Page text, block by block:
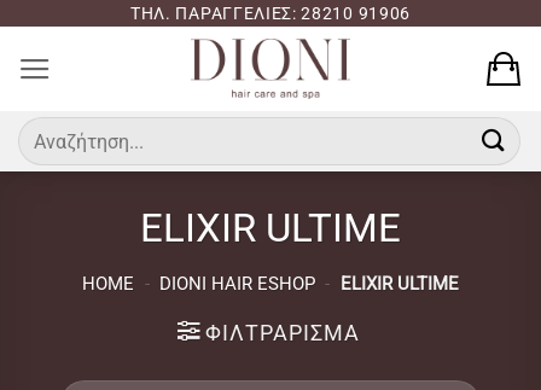
περιεχόμενο
ΤΗΛ. ΠΑΡΑΓΓΕΛΙΕΣ: 28210 91906
Αναζήτηση
για:
ELIXIR ULTIME
HOME - DIONI HAIR ESHOP - ELIXIR ULTIME
ΦΙΛΤΡΆΡΙΣΜΑ